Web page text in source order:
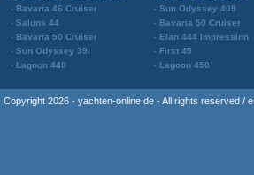
Bavaria 46 Cruiser
Salona 44
Bavaria 50 Cruiser
Sun Odyssey 39i
Lagoon 440
Sun Odyssey 409
Bavaria 50 Cruiser
Elan 444 Impression
First 45
Lagoon 450
Copyright 2026 - yachten-online.de - All rights reserved /